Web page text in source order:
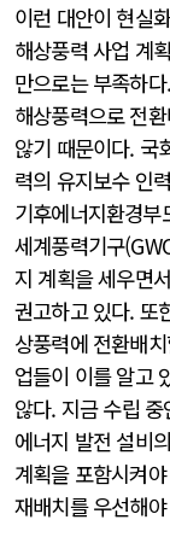
이런 대안이 현실
해상풍력 사업 계
만으로는 부족하
해상풍력으로 전
않기 때문이다. 국
력의 유지보수 인
기후에너지환경부
세계풍력기구
지 계획을 세우면
권고하고 있다. 또
상풍력에 전환배
업들이 이를 알고
않다. 지금 수립
에너지 발전 설비
계획을 포함시켜
재배치를 우선해